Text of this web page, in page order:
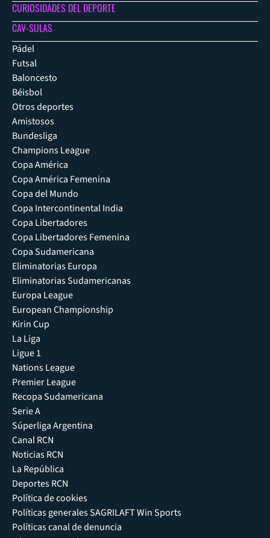
CURIOSIDADES DEL DEPORTE
CAV-SULAS
Pádel
Futsal
Baloncesto
Béisbol
Otros deportes
Amistosos
Bundesliga
Champions League
Copa América
Copa América Femenina
Copa del Mundo
Copa Intercontinental India
Copa Libertadores
Copa Libertadores Femenina
Copa Sudamericana
Eliminatorias Europa
Eliminatorias Sudamericanas
Europa League
European Championship
Kirin Cup
La Liga
Ligue 1
Nations League
Premier League
Recopa Sudamericana
Serie A
Súperliga Argentina
Canal RCN
Noticias RCN
La República
Deportes RCN
Política de cookies
Políticas generales SAGRILAFT Win Sports
Políticas canal de denuncia